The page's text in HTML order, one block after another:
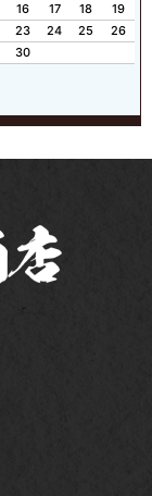
16 17 18
19
23 24 25
26
30